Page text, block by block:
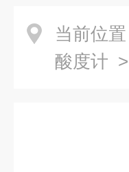
当前位置
酸度计